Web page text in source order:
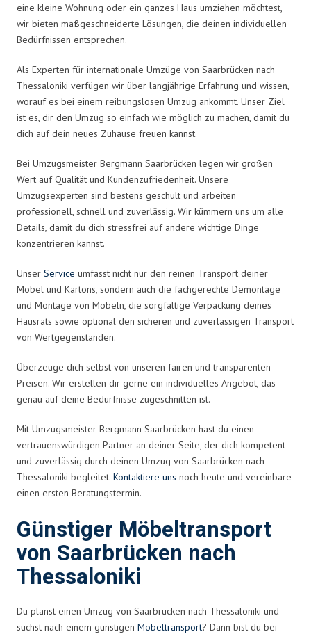
eine kleine Wohnung oder ein ganzes Haus umziehen möchtest,
wir bieten maßgeschneiderte Lösungen, die deinen individuellen
Bedürfnissen entsprechen.
Als Experten für internationale Umzüge von Saarbrücken nach
Thessaloniki verfügen wir über langjährige Erfahrung und wissen,
worauf es bei einem reibungslosen Umzug ankommt. Unser Ziel
ist es, dir den Umzug so einfach wie möglich zu machen, damit du
dich auf dein neues Zuhause freuen kannst.
Bei Umzugsmeister Bergmann Saarbrücken legen wir großen
Wert auf Qualität und Kundenzufriedenheit. Unsere
Umzugsexperten sind bestens geschult und arbeiten
professionell, schnell und zuverlässig. Wir kümmern uns um alle
Details, damit du dich stressfrei auf andere wichtige Dinge
konzentrieren kannst.
Unser Service umfasst nicht nur den reinen Transport deiner
Möbel und Kartons, sondern auch die fachgerechte Demontage
und Montage von Möbeln, die sorgfältige Verpackung deines
Hausrats sowie optional den sicheren und zuverlässigen Transport
von Wertgegenständen.
Überzeuge dich selbst von unseren fairen und transparenten
Preisen. Wir erstellen dir gerne ein individuelles Angebot, das
genau auf deine Bedürfnisse zugeschnitten ist.
Mit Umzugsmeister Bergmann Saarbrücken hast du einen
vertrauenswürdigen Partner an deiner Seite, der dich kompetent
und zuverlässig durch deinen Umzug von Saarbrücken nach
Thessaloniki begleitet. Kontaktiere uns noch heute und vereinbare
einen ersten Beratungstermin.
Günstiger Möbeltransport
von Saarbrücken nach
Thessaloniki
Du planst einen Umzug von Saarbrücken nach Thessaloniki und
suchst nach einem günstigen Möbeltransport? Dann bist du bei